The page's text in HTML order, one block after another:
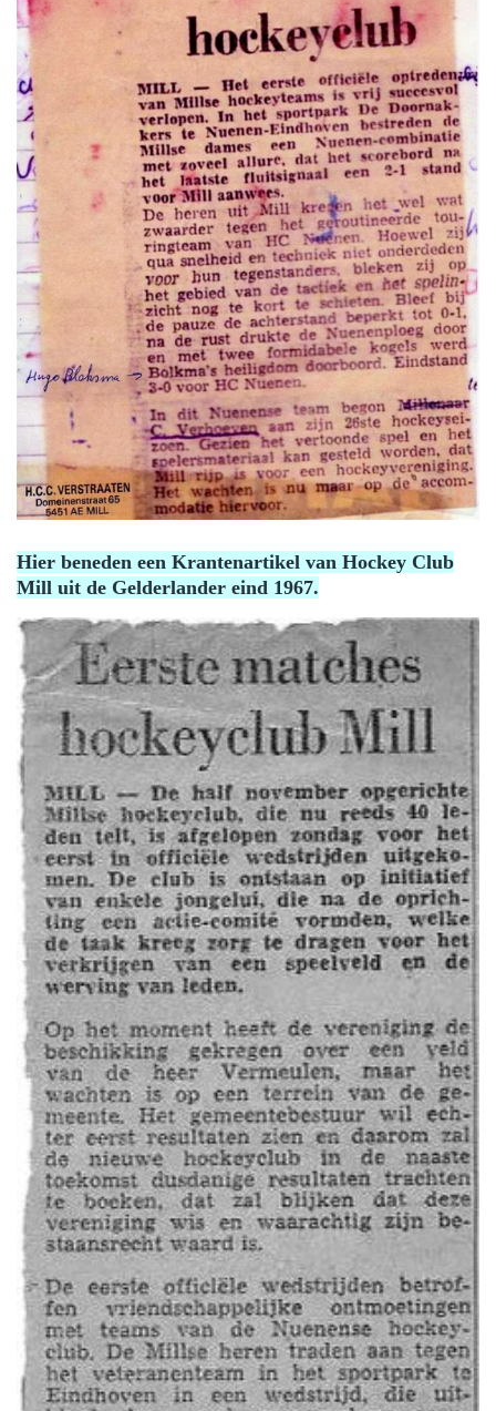
Hier beneden een Krantenartikel van Hockey Club
Mill uit de Gelderlander eind 1967.